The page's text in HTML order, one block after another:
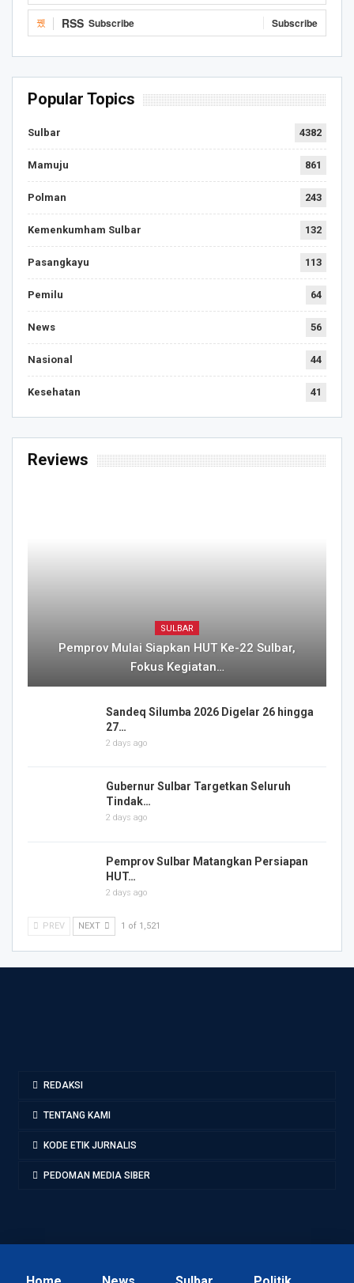
RSS Subscribe Subscribe
Popular Topics
Sulbar 4382
Mamuju 861
Polman 243
Kemenkumham Sulbar 132
Pasangkayu 113
Pemilu 64
News 56
Nasional 44
Kesehatan 41
Reviews
SULBAR
Pemprov Mulai Siapkan HUT Ke-22 Sulbar,
Fokus Kegiatan…
Sandeq Silumba 2026 Digelar 26 hingga
27…
2 days ago
Gubernur Sulbar Targetkan Seluruh
Tindak…
2 days ago
Pemprov Sulbar Matangkan Persiapan
HUT…
2 days ago
PREV NEXT 1 of 1,521
REDAKSI
TENTANG KAMI
KODE ETIK JURNALIS
PEDOMAN MEDIA SIBER